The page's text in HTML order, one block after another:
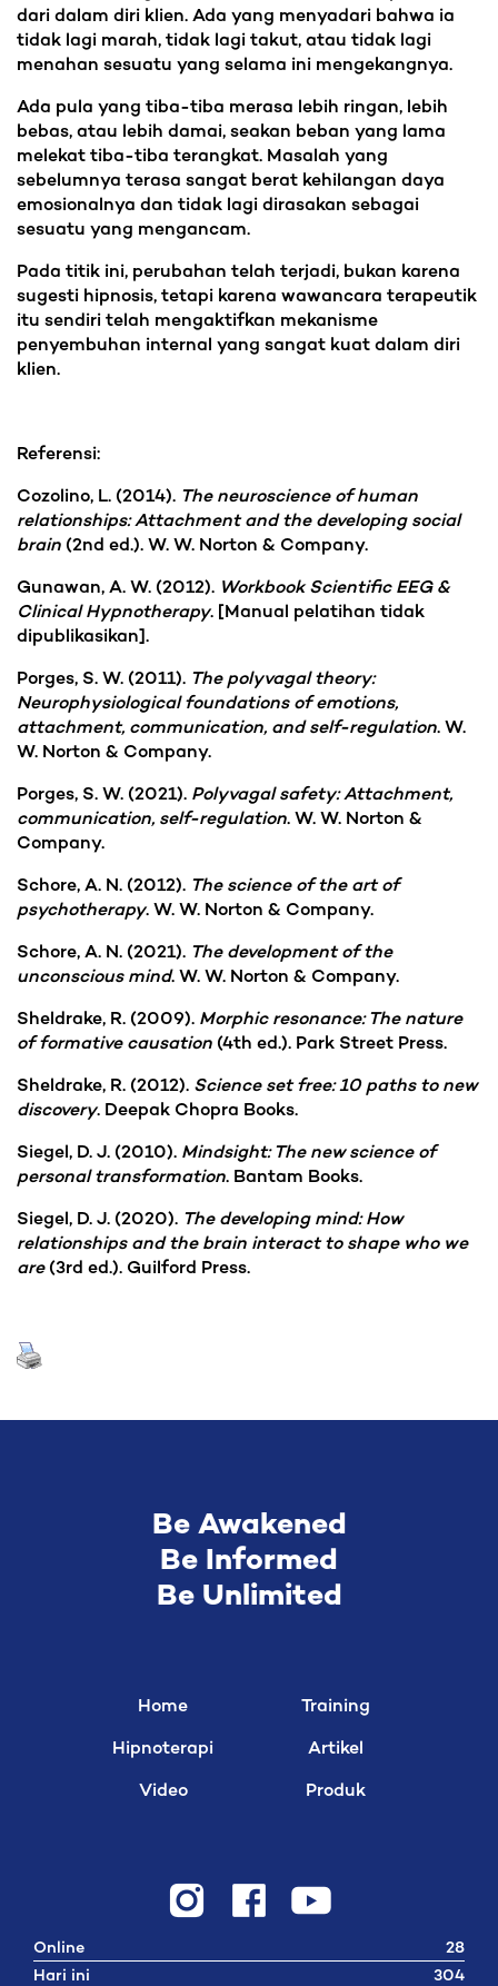
dari dalam diri klien. Ada yang menyadari bahwa ia
tidak lagi marah, tidak lagi takut, atau tidak lagi
menahan sesuatu yang selama ini mengekangnya.
Ada pula yang tiba-tiba merasa lebih ringan, lebih
bebas, atau lebih damai, seakan beban yang lama
melekat tiba-tiba terangkat. Masalah yang
sebelumnya terasa sangat berat kehilangan daya
emosionalnya dan tidak lagi dirasakan sebagai
sesuatu yang mengancam.
Pada titik ini, perubahan telah terjadi, bukan karena
sugesti hipnosis, tetapi karena wawancara terapeutik
itu sendiri telah mengaktifkan mekanisme
penyembuhan internal yang sangat kuat dalam diri
klien.
Referensi:
Cozolino, L. (2014). The neuroscience of human
relationships: Attachment and the developing social
brain (2nd ed.). W. W. Norton & Company.
Gunawan, A. W. (2012). Workbook Scientific EEG &
Clinical Hypnotherapy. [Manual pelatihan tidak
dipublikasikan].
Porges, S. W. (2011). The polyvagal theory:
Neurophysiological foundations of emotions,
attachment, communication, and self-regulation. W.
W. Norton & Company.
Porges, S. W. (2021). Polyvagal safety: Attachment,
communication, self-regulation. W. W. Norton &
Company.
Schore, A. N. (2012). The science of the art of
psychotherapy. W. W. Norton & Company.
Schore, A. N. (2021). The development of the
unconscious mind. W. W. Norton & Company.
Sheldrake, R. (2009). Morphic resonance: The nature
of formative causation (4th ed.). Park Street Press.
Sheldrake, R. (2012). Science set free: 10 paths to new
discovery. Deepak Chopra Books.
Siegel, D. J. (2010). Mindsight: The new science of
personal transformation. Bantam Books.
Siegel, D. J. (2020). The developing mind: How
relationships and the brain interact to shape who we
are(3rd ed.). Guilford Press.
Be Awakened
Be Informed
Be Unlimited
Home
Hipnoterapi
Video
Training
Artikel
Produk
Online
28
Hari ini
304